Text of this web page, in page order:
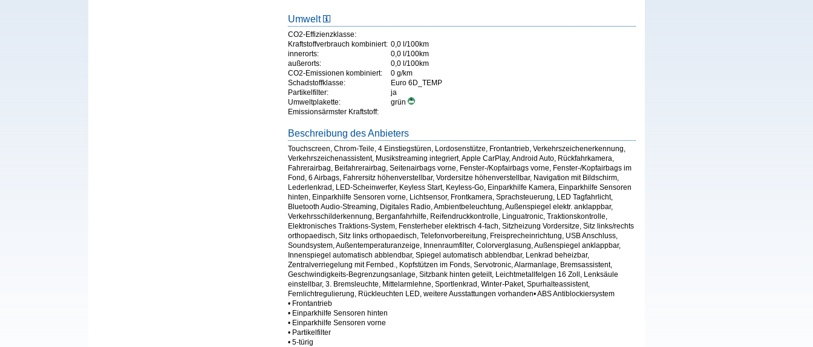
Umwelt
CO2-Effizienzklasse:
Kraftstoffverbrauch kombiniert: 0,0 l/100km
innerorts:
0,0 l/100km
außerorts:
0,0 l/100km
CO2-Emissionen kombiniert:
0 g/km
Schadstoffklasse:
Euro 6D_TEMP
Partikelfilter:
ja
Umweltplakette:
grün
Emissionsärmster Kraftstoff:
Beschreibung des Anbieters
Touchscreen, Chrom-Teile, 4 Einstiegstüren, Lordosenstütze, Frontantrieb, Verkehrszeichenerkennung,
Verkehrszeichenassistent, Musikstreaming integriert, Apple CarPlay, Android Auto, Rückfahrkamera,
Fahrerairbag, Beifahrerairbag, Seitenairbags vorne, Fenster-/Kopfairbags vorne, Fenster-/Kopfairbags im
Fond, 6 Airbags, Fahrersitz höhenverstellbar, Vordersitze höhenverstellbar, Navigation mit Bildschirm,
Lederlenkrad, LED-Scheinwerfer, Keyless Start, Keyless-Go, Einparkhilfe Kamera, Einparkhilfe Sensoren
hinten, Einparkhilfe Sensoren vorne, Lichtsensor, Frontkamera, Sprachsteuerung, LED Tagfahrlicht,
Bluetooth Audio-Streaming, Digitales Radio, Ambientbeleuchtung, Außenspiegel elektr. anklappbar,
Verkehrsschilderkennung, Berganfahrhilfe, Reifendruckkontrolle, Linguatronic, Traktionskontrolle,
Elektronisches Traktions-System, Fensterheber elektrisch 4-fach, Sitzheizung Vordersitze, Sitz links/rechts
orthopaedisch, Sitz links orthopaedisch, Telefonvorbereitung, Freisprecheinrichtung, USB Anschluss,
Soundsystem, Außentemperaturanzeige, Innenraumfilter, Colorverglasung, Außenspiegel anklappbar,
Innenspiegel automatisch abblendbar, Spiegel automatisch abblendbar, Lenkrad beheizbar,
Zentralverriegelung mit Fernbed., Kopfstützen im Fonds, Servotronic, Alarmanlage, Bremsassistent,
Geschwindigkeits-Begrenzungsanlage, Sitzbank hinten geteilt, Leichtmetallfelgen 16 Zoll, Lenksäule
einstellbar, 3. Bremsleuchte, Mittelarmlehne, Sportlenkrad, Winter-Paket, Spurhalteassistent,
Fernlichtregulierung, Rückleuchten LED, weitere Ausstattungen vorhanden• ABS Antiblockiersystem
• Frontantrieb
• Einparkhilfe Sensoren hinten
• Einparkhilfe Sensoren vorne
• Partikelfilter
• 5-türig